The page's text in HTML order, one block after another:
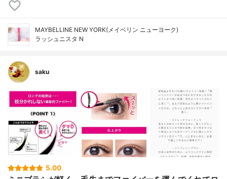
MAYBELLINE NEW YORK(メイベリン ニューヨーク)
ラッシュニスタ N
saku
5.00